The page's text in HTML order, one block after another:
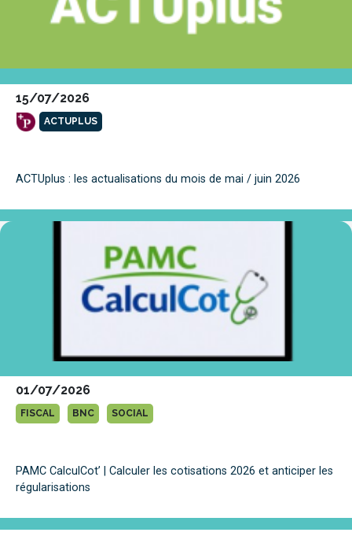
15/07/2026
ACTUPLUS
ACTUplus : les actualisations du mois de mai / juin 2026
01/07/2026
FISCAL BNC SOCIAL
PAMC CalculCot’ | Calculer les cotisations 2026 et anticiper les
régularisations